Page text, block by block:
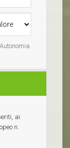
ai
n.